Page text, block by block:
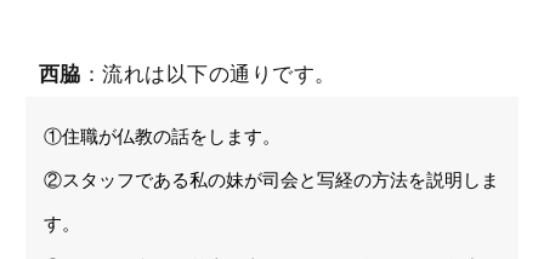
西脇 ：流れは以下の通りです。
①住職が仏教の話をします。
②スタッフである私の妹が司会と写経の方法を説明しま
す。